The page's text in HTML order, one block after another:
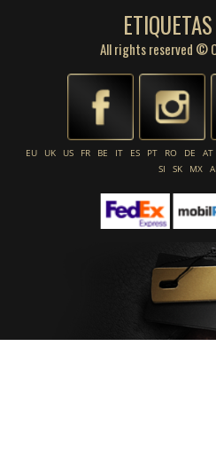
All rights reserved ©
EU UK US FR BE IT ES PT RO DE AT
SI
SK MX